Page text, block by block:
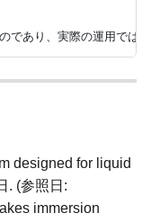
designed for liquid
. (参照日:
immersion